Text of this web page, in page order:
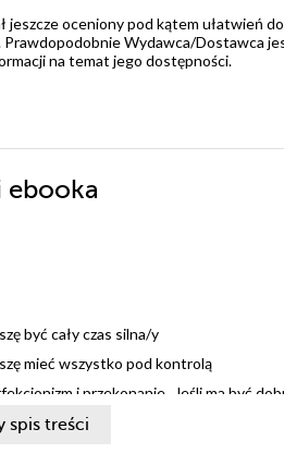
jeszcze oceniony pod kątem ułatwień
Wydawca/Dostawca
na temat jego dostępności.
ebooka
być cały czas silna/y
mieć wszystko pod kontrolą
i przekonanie „Jeśli ma być
za emocje innych i
spis treści